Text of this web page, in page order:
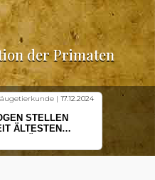
der Primaten
|17.12.2024
STELLEN
ÄLTESTEN
SÄUGETIERE